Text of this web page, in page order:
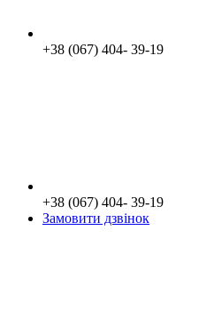
+38 (067) 404- 39-19
+38 (067) 404- 39-19
Замовити дзвінок